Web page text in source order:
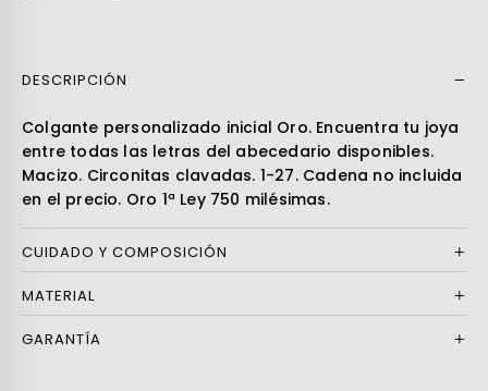
DESCRIPCIÓN
Colgante personalizado inicial Oro. Encuentra tu joya
entre todas las letras del abecedario disponibles.
Macizo. Circonitas clavadas. 1-27. Cadena no incluida
en el precio. Oro 1ª Ley 750 milésimas.
CUIDADO Y COMPOSICIÓN
MATERIAL
GARANTÍA